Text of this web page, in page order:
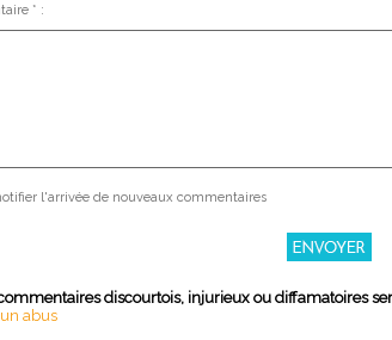
* :
l'arrivée de nouveaux commentaires
discourtois, injurieux ou diffamatoires
abus